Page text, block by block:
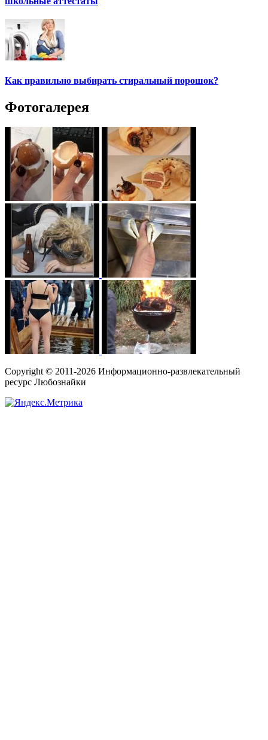
Как правильно выбирать стиральный порошок?
Фотогалерея
Copyright © 2011-2026 Информационно-развлекательный
ресурс Любознайки